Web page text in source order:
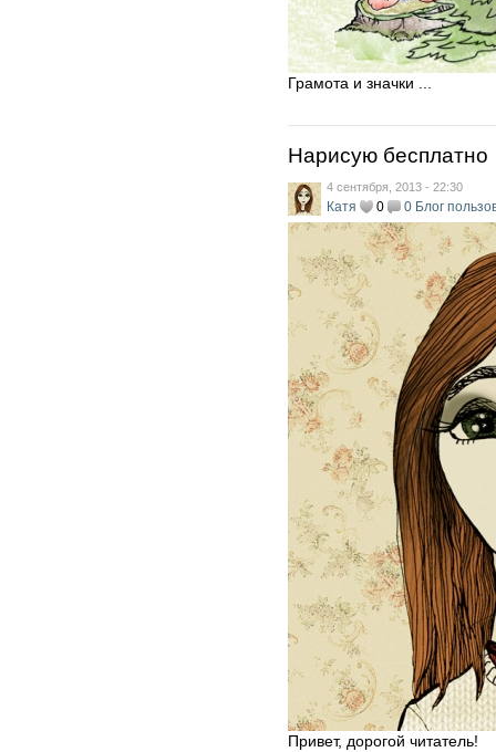
Грамота и значки ...
Нарисую бесплатно
4 сентября, 2013 - 22:30
Катя 0 0 Блог
Привет, дорогой читатель!